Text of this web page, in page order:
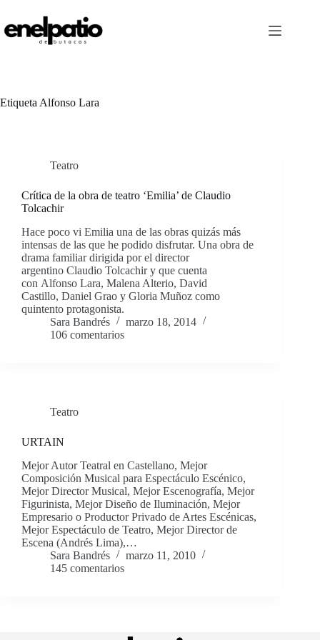
contenido
Etiqueta Alfonso Lara
Teatro
Crítica de la obra de teatro ‘Emilia’ de Claudio
Tolcachir
Hace poco vi Emilia una de las obras quizás más
intensas de las que he podido disfrutar. Una obra de
drama familiar dirigida por el director
argentino Claudio Tolcachir y que cuenta
con Alfonso Lara, Malena Alterio, David
Castillo, Daniel Grao y Gloria Muñoz como
quintento protagonista.
Sara Bandrés
marzo 18, 2014
106 comentarios
Teatro
URTAIN
Mejor Autor Teatral en Castellano, Mejor
Composición Musical para Espectáculo Escénico,
Mejor Director Musical, Mejor Escenografía, Mejor
Figurinista, Mejor Diseño de Iluminación, Mejor
Empresario o Productor Privado de Artes Escénicas,
Mejor Espectáculo de Teatro, Mejor Director de
Escena (Andrés Lima),…
Sara Bandrés
marzo 11, 2010
145 comentarios